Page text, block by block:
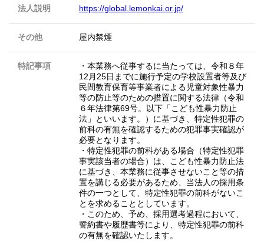
法人説明 https://global.lemonkai.or.jp/
その他 屋内禁煙
特記事項
・本業務へ従事するに当たっては、令和８年
12月25日までに施行予定の学校設置者等及び
民間教育保育等事業者による児童対象性暴力
等の防止等のための措置に関する法律（令和
６年法律第69号。以下「こども性暴力防止
法」といいます。）に基づき、特定性犯罪の
前科の有無を確認するための犯罪事実確認が
必要となります。
・特定性犯罪の前科がある場合（特定性犯罪
事実該当者の場合）は、こども性暴力防止法
に基づき、本業務に従事させないこと等の措
置を講じる必要があるため、当法人の採用条
件の一つとして、特定性犯罪の前科がないこ
とを求めることとしています。
・このため、予め、採用選考過程において、
誓約書や履歴書等により、特定性犯罪の前科
の有無を確認いたします。